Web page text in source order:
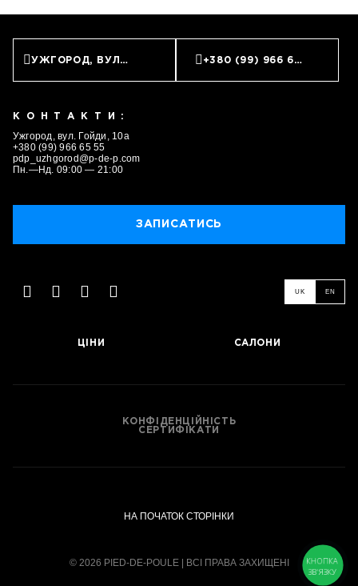
УЖГОРОД, ВУЛ. ГОЙДИ, 10А +380 (99) 966 65 55
КОНТАКТИ:
Ужгород, вул. Гойди, 10а
+380 (99) 966 65 55
pdp_uzhgorod@p-de-p.com
Пн.—Нд. 09:00 — 21:00
ЗАПИСАТИСЬ
UK EN
ЦІНИ САЛОНИ
КОНФІДЕНЦІЙНІСТЬ
СЕРТИФІКАТИ
НА ПОЧАТОК СТОРІНКИ
© 2026 PIED-DE-POULE | ВСІ ПРАВА ЗАХИЩЕНІ
КНОПКА
ЗВ'ЯЗКУ